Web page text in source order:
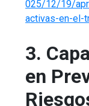
025/12/19/
activas-en-el-
3.
en